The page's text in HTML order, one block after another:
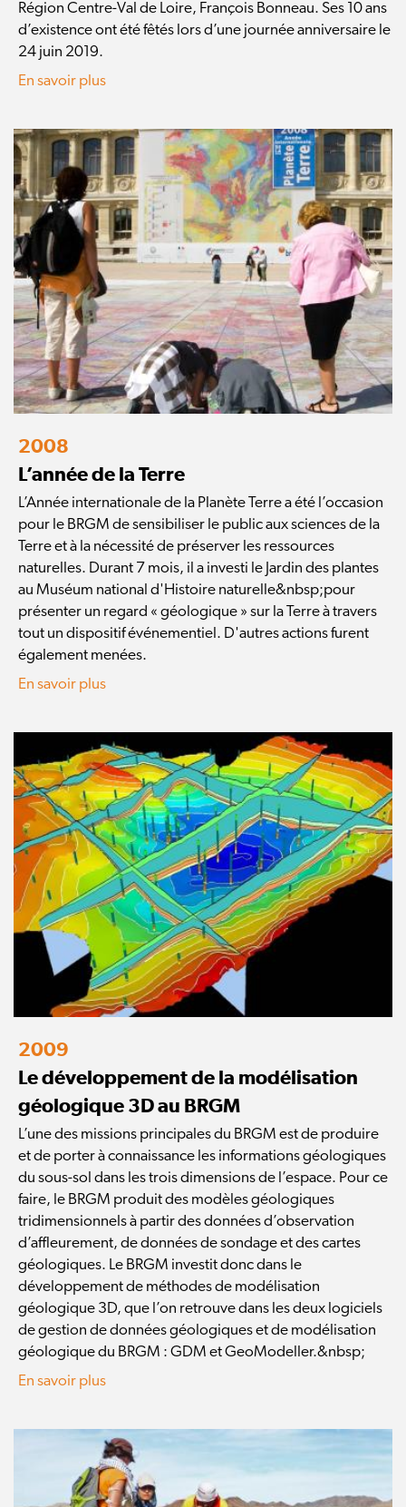
Région Centre-Val de Loire, François Bonneau. Ses 10 ans
d’existence ont été fêtés lors d’une journée anniversaire le
24 juin 2019.
En savoir plus
2008
L’année de la Terre
L’Année internationale de la Planète Terre a été l’occasion
pour le BRGM de sensibiliser le public aux sciences de la
Terre et à la nécessité de préserver les ressources
naturelles. Durant 7 mois, il a investi le Jardin des plantes
au Muséum national d'Histoire naturelle&nbsp;pour
présenter un regard « géologique » sur la Terre à travers
tout un dispositif événementiel. D'autres actions furent
également menées.
En savoir plus
2009
Le développement de la modélisation
géologique 3D au BRGM
L’une des missions principales du BRGM est de produire
et de porter à connaissance les informations géologiques
du sous-sol dans les trois dimensions de l’espace. Pour ce
faire, le BRGM produit des modèles géologiques
tridimensionnels à partir des données d’observation
d’affleurement, de données de sondage et des cartes
géologiques. Le BRGM investit donc dans le
développement de méthodes de modélisation
géologique 3D, que l’on retrouve dans les deux logiciels
de gestion de données géologiques et de modélisation
géologique du BRGM : GDM et GeoModeller.&nbsp;
En savoir plus